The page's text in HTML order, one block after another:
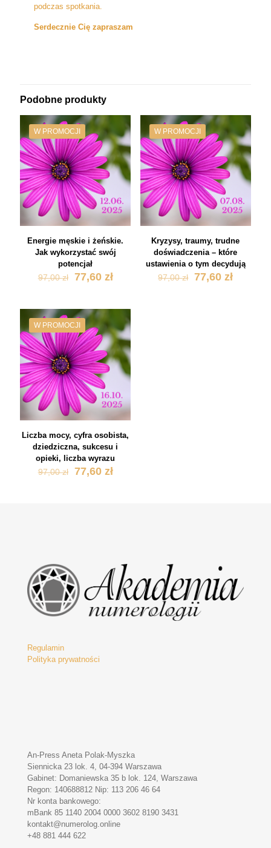
podczas spotkania.
Serdecznie Cię zapraszam
Podobne produkty
W PROMOCJI
Energie męskie i żeńskie.
Jak wykorzystać swój
potencjał
97,00zł
Pierwotna
97,00 zł.
77,60 złAktualna
77,60 zł.
W PROMOCJI
Kryzysy, traumy, trudne
doświadczenia – które
ustawienia o tym decydują
97,00zł
Pierwotna
77,60zł
W PROMOCJI
Liczba mocy, cyfra osobista,
dziedziczna, sukcesu i
opieki, liczba wyrazu
97,00zł
Pierwotna
77,60 złAktualna
Regulamin
Polityka prywatności
An-Press Aneta Polak-Myszka
Siennicka 23 lok. 4, 04-394 Warszawa
Gabinet: Domaniewska 35 b lok. 124, Warszawa
Regon: 140688812 Nip: 113 206 46 64
Nr konta bankowego:
mBank 85 1140 2004 0000 3602 8190 3431
kontakt@numerolog.online
+48 881 444 622